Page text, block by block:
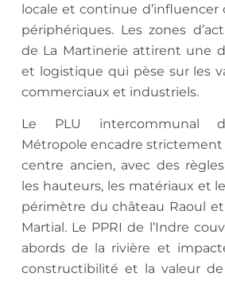
locale et continue d’influencer
périphériques. Les zones
de La Martinerie attirent une
et logistique qui pèse sur les
commerciaux et industriels.
Le PLU intercommunal
Métropole encadre
centre ancien, avec des
les hauteurs, les matériaux et
périmètre du château Raoul et
Martial. Le PPRI de l’Indre
abords de la rivière et
constructibilité et la valeur